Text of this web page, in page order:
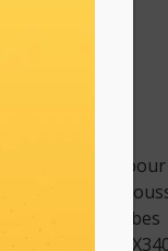
est conçue
pour des
aux
Honda